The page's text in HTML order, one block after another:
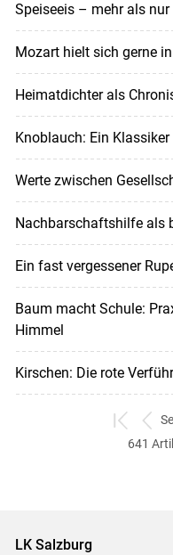
Speiseeis – mehr als
Mozart hielt sich gerne
Heimatdichter als
Knoblauch: Ein
Werte zwischen
Nachbarschaftshilfe als
Ein fast vergessener
Baum macht Schule:
Himmel
Kirschen: Die rote
zum
erstenzum
641
LK Salzburg